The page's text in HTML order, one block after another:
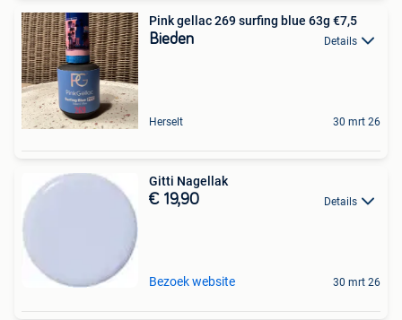
Pink gellac 269 surfing blue 63g €7,5
Bieden Details
Herselt 30 mrt 26
Gitti Nagellak
€ 19,90 Details
Bezoek website 30 mrt 26